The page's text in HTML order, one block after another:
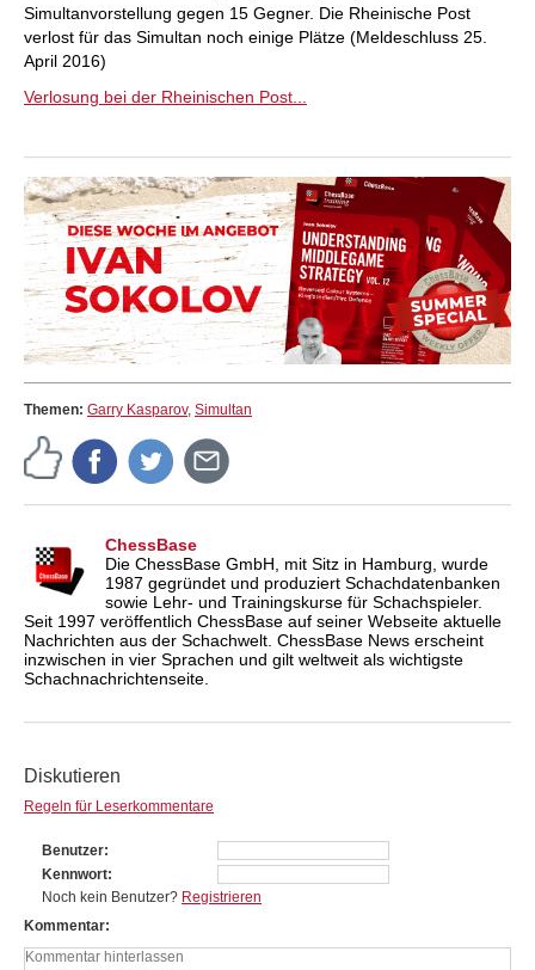
Simultanvorstellung gegen 15 Gegner. Die Rheinische Post
verlost für das Simultan noch einige Plätze (Meldeschluss 25.
April 2016)
Verlosung bei der Rheinischen Post...
Themen: Garry Kasparov, Simultan
ChessBase
Die ChessBase GmbH, mit Sitz in Hamburg, wurde
1987 gegründet und produziert Schachdatenbanken
sowie Lehr- und Trainingskurse für Schachspieler.
Seit 1997 veröffentlich ChessBase auf seiner Webseite aktuelle
Nachrichten aus der Schachwelt. ChessBase News erscheint
inzwischen in vier Sprachen und gilt weltweit als wichtigste
Schachnachrichtenseite.
Diskutieren
Regeln für Leserkommentare
Benutzer
Kennwort
Noch kein Benutzer? Registrieren
Kommentar